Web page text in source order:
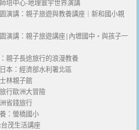
培中心-地理寰宇世界演講
演講：親子旅遊與教養講座｜新和國小親
演講：親子旅遊講座|內壢國中・與孩子一
親子長途旅行的浪漫教養
本：經濟部水利署北區
林親子館
行歐洲大冒險
省錢旅行
：螢橋國小
茂生活講座